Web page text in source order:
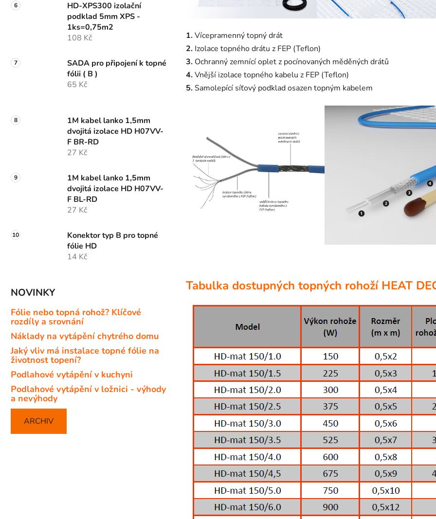
HD-XPS300 izolační
podklad 5mm XPS -
1ks=0,75m2
108 Kč
SADA pro připojení k topné
fólii ( B )
65 Kč
1M kabel lanko 1,5mm
dvojitá izolace HD H07VV-
F BR-RD
27 Kč
1M kabel lanko 1,5mm
dvojitá izolace HD H07VV-
F BL-RD
27 Kč
Konektor typ B pro topné
fólie HD
14 Kč
NOVINKY
Fólie nebo topná rohož? Klíčové
rozdíly a srovnání
Náklady na vytápění chytrého domu
Jaký vliv má instalace topné fólie na
životnost topení?
Podlahové vytápění v kuchyni
Podlahové vytápění v ložnici - výhody
a nevýhody
ARCHIV
1. Vícepramenný topný drát
2. Izolace topného drátu z FEP (Teflon)
3. Ochranný zemnící opletz pocínovaných měděných drátů
4. Vnější izolace topného kabelu z FEP (Teflon)
5. Samolepící síťový podklad osazen topným kabelem
Tabulka dostupných topných rohoží HEAT